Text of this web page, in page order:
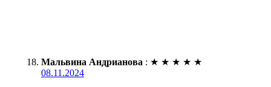
Мальвина Андрианова : ★ ★ ★ ★ ★
08.11.2024